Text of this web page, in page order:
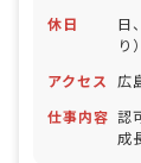
休日
日
り
能
アクセス 広
仕事内容 認
成